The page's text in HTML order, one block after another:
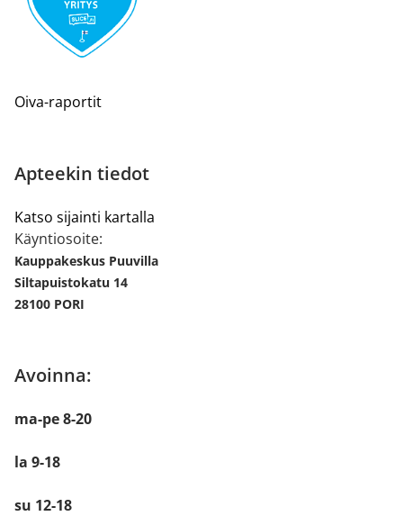
Oiva-raportit
Apteekin tiedot
Katso sijainti kartalla
Käyntiosoite:
Kauppakeskus Puuvilla
Siltapuistokatu 14
28100 PORI
Avoinna:
ma-pe 8-20
la 9-18
su 12-18